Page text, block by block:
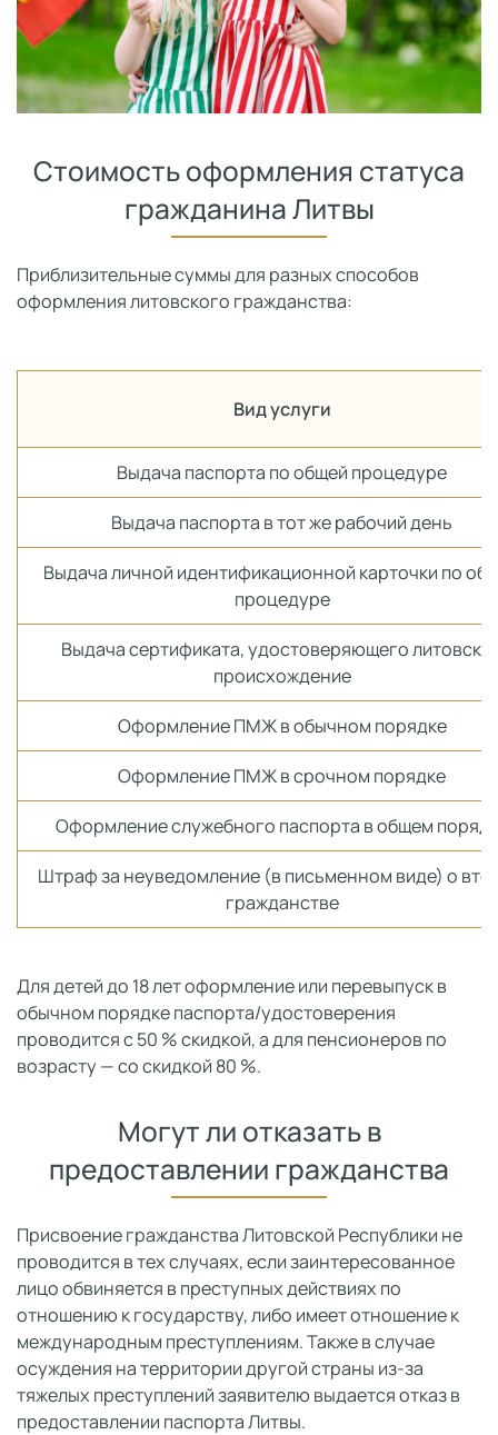
Стоимость оформления статуса
гражданина Литвы
Приблизительные суммы для разных способов
оформления литовского гражданства:
Вид услуги
Выдача паспорта по общей процедуре
Выдача паспорта в тот же рабочий день
Выдача личной идентификационной карточки по
процедуре
Выдача сертификата, удостоверяющего
происхождение
Оформление ПМЖ в обычном порядке
Оформление ПМЖ в срочном порядке
Оформление служебного паспорта в общем
Штраф за неуведомление (в письменном виде) о
гражданстве
Для детей до 18 лет оформление или перевыпуск в
обычном порядке паспорта/удостоверения
проводится с 50 % скидкой, а для пенсионеров по
возрасту — со скидкой 80 %.
Могут ли отказать в
предоставлении гражданства
Присвоение гражданства Литовской Республики не
проводится в тех случаях, если заинтересованное
лицо обвиняется в преступных действиях по
отношению к государству, либо имеет отношение к
международным преступлениям. Также в случае
осуждения на территории другой страны из-за
тяжелых преступлений заявителю выдается отказ в
предоставлении паспорта Литвы.